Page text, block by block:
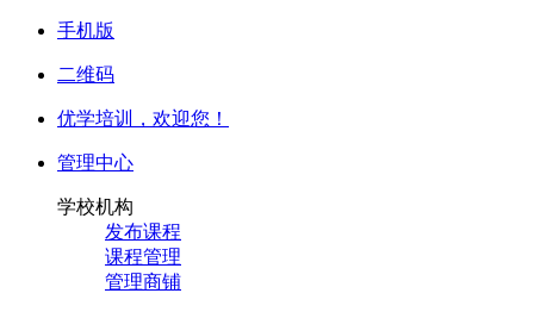
手机版
二维码
优学培训， 欢迎您！
管理中心
学校机构
发布课程
课程管理
管理商铺